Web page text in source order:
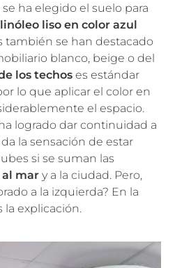
ha elegido el suelo para
linóleo liso en color azul
también se han destacado
blanco, beige o del
los techos es estándar
lo que aplicar el color en
el espacio.
logrado dar continuidad a
la sensación de estar
si se suman las
al mar y a la ciudad. Pero,
a la izquierda? En la
la explicación.